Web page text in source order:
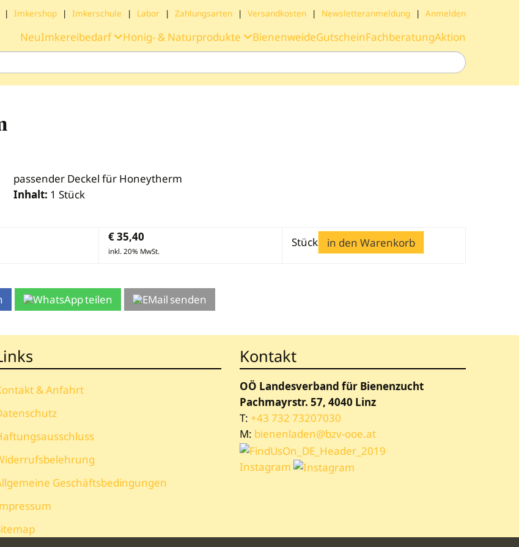
| Imkershop | Imkerschule | Labor | Zahlungsarten | Versandkosten | Newsletteranmeldung | Anmelden
NeuImkereibedarf Honig- & Naturprodukte BienenweideGutscheinFachberatungAktion
passender Deckel für Honeytherm
Inhalt: 1 Stück
€35,40
inkl. 20% MwSt.
Stück in den Warenkorb
teilen senden
& Anfahrt
Geschäftsbedingungen
Kontakt
OÖ Landesverband für Bienenzucht
Pachmayrstr. 57, 4040 Linz
T: +43 732 73207030
M: bienenladen@bzv-ooe.at
Instagram